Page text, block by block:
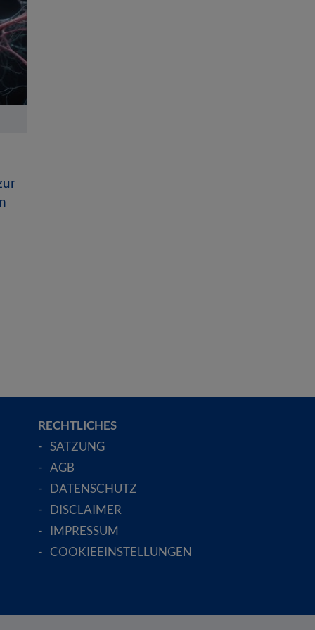
RECHTLICHES
SATZUNG
AGB
DATENSCHUTZ
DISCLAIMER
IMPRESSUM
COOKIEEINSTELLUNGEN